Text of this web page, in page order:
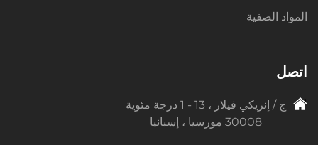
المواد الصفية
اتصل
ج / إنريكي فيلار ، 13 - 1 درجة مئوية
30008 مورسيا ، إسبانيا